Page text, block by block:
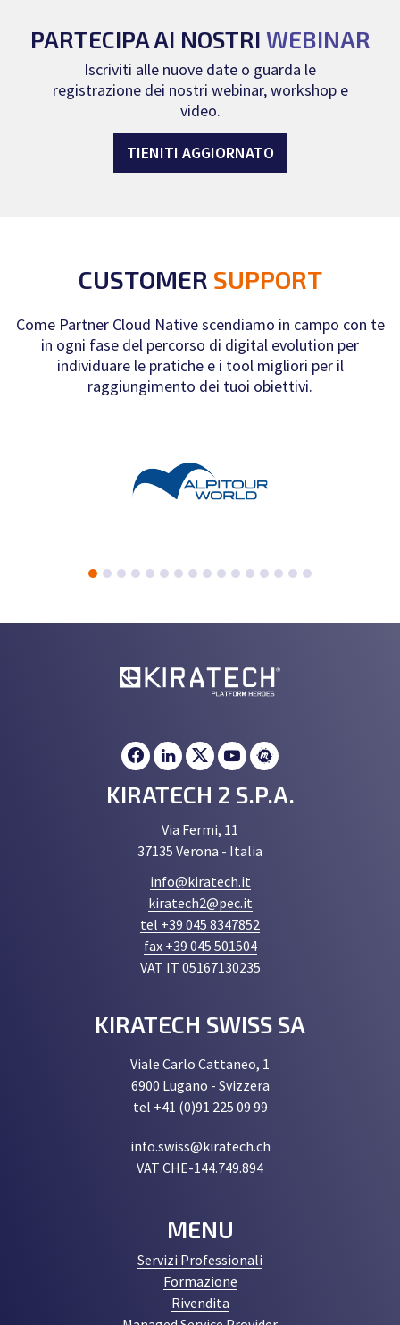
PARTECIPA AI NOSTRI WEBINAR
Iscriviti alle nuove date o guarda le
registrazione dei nostri webinar, workshop e
video.
TIENITI AGGIORNATO
CUSTOMER SUPPORT
Come Partner Cloud Native scendiamo in campo con te
in ogni fase del percorso di digital evolution per
individuare le pratiche e i tool migliori per il
raggiungimento dei tuoi obiettivi.
KIRATECH 2 S.P.A.
Via Fermi, 11
37135 Verona - Italia
info@kiratech.it
kiratech2@pec.it
tel +39 045 8347852
fax +39 045 501504
VAT IT 05167130235
KIRATECH SWISS SA
Viale Carlo Cattaneo, 1
6900 Lugano - Svizzera
tel +41 (0)91 225 09 99
info.swiss@kiratech.ch
VAT CHE-144.749.894
MENU
Servizi Professionali
Formazione
Rivendita